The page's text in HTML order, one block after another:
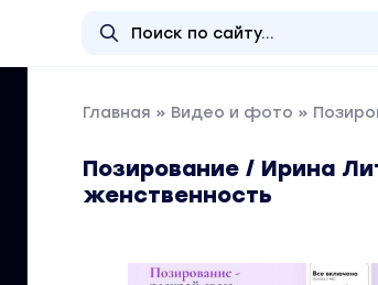
Главная » Видео и фото »
Позирование / Ирина
женственность